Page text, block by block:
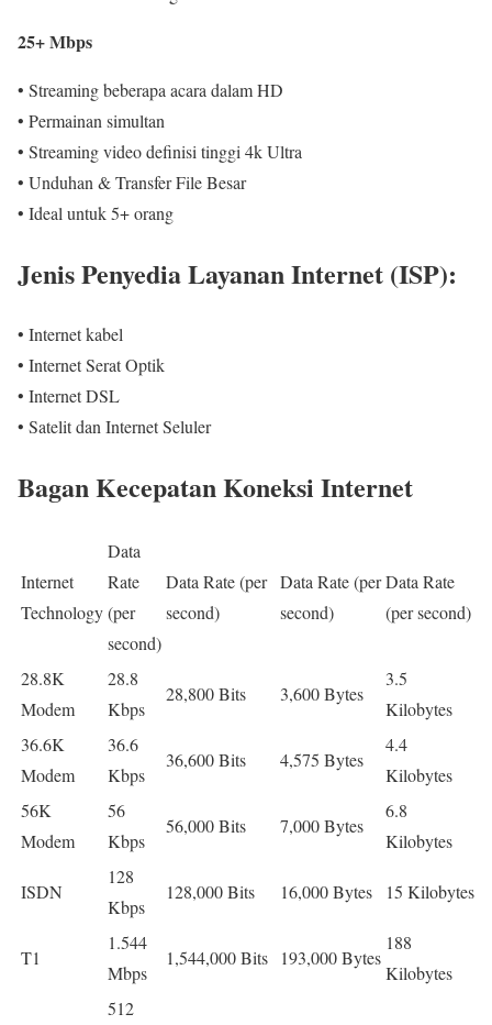
25+ Mbps
• Streaming beberapa acara dalam HD
• Permainan simultan
• Streaming video definisi tinggi 4k Ultra
• Unduhan & Transfer File Besar
• Ideal untuk 5+ orang
Jenis Penyedia Layanan Internet (ISP):
• Internet kabel
• Internet Serat Optik
• Internet DSL
• Satelit dan Internet Seluler
Bagan Kecepatan Koneksi Internet
Internet
Technology
Data
Rate
(per
second)
Data Rate (per
second)
Data Rate (per
second)
Data Rate
(per second)
28.8K
Modem
28.8
Kbps
28,800 Bits 3,600 Bytes
3.5
Kilobytes
36.6K
Modem
36.6
Kbps
36,600 Bits 4,575 Bytes
4.4
Kilobytes
56K
Modem
56
Kbps
56,000 Bits 7,000 Bytes
6.8
Kilobytes
ISDN
128
Kbps
128,000 Bits 16,000 Bytes 15 Kilobytes
T1
1.544
Mbps
1,544,000 Bits 193,000 Bytes
188
Kilobytes
512